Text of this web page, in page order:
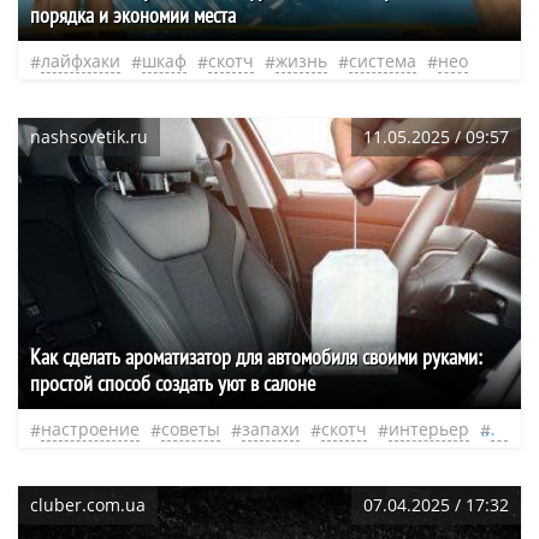
порядка и экономии места
лайфхаки шкаф скотч жизнь система нео
nashsovetik.ru 11.05.2025 / 09:57
Как сделать ароматизатор для автомобиля своими руками:
простой способ создать уют в салоне
настроение советы запахи скотч интерьер нео
cluber.com.ua 07.04.2025 / 17:32